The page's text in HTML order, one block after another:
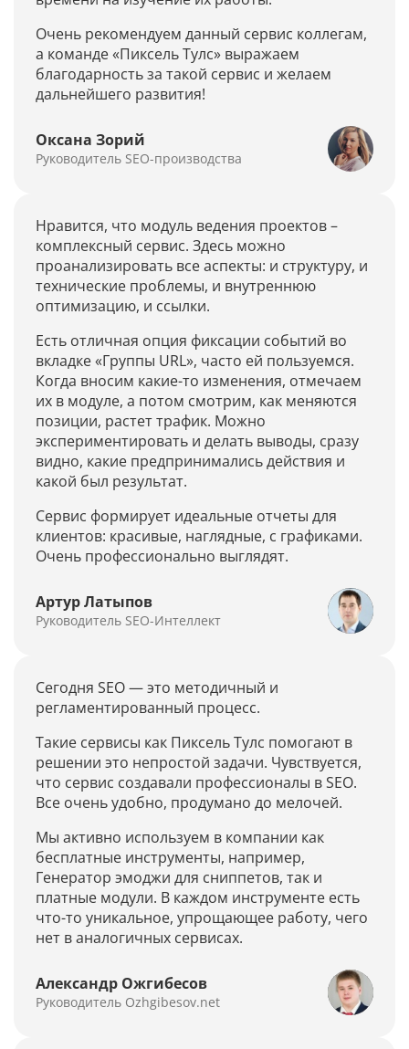
Очень рекомендуем данный сервис коллегам,
а команде «Пиксель Тулс» выражаем
благодарность за такой сервис и желаем
дальнейшего развития!
Оксана Зорий
Руководитель SEO-производства
Нравится, что модуль ведения проектов –
комплексный сервис. Здесь можно
проанализировать все аспекты: и структуру, и
технические проблемы, и внутреннюю
оптимизацию, и ссылки.
Есть отличная опция фиксации событий во
вкладке «Группы URL», часто ей пользуемся.
Когда вносим какие-то изменения, отмечаем
их в модуле, а потом смотрим, как меняются
позиции, растет трафик. Можно
экспериментировать и делать выводы, сразу
видно, какие предпринимались действия и
какой был результат.
Сервис формирует идеальные отчеты для
клиентов: красивые, наглядные, с графиками.
Очень профессионально выглядят.
Артур Латыпов
Руководитель SEO-Интеллект
Сегодня SEO — это методичный и
регламентированный процесс.
Такие сервисы как Пиксель Тулс помогают в
решении это непростой задачи. Чувствуется,
что сервис создавали профессионалы в SEO.
Все очень удобно, продумано до мелочей.
Мы активно используем в компании как
бесплатные инструменты, например,
Генератор эмоджи для сниппетов, так и
платные модули. В каждом инструменте есть
что-то уникальное, упрощающее работу, чего
нет в аналогичных сервисах.
Александр Ожгибесов
Руководитель Ozhgibesov.net